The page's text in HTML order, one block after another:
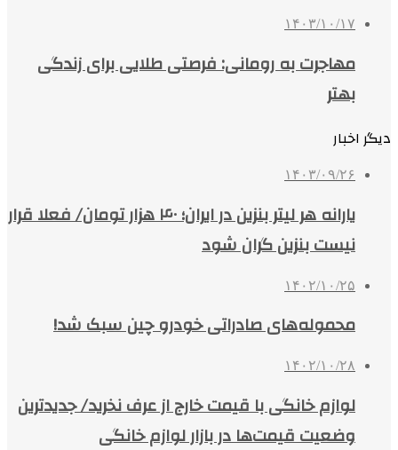
۱۴۰۳/۱۰/۱۷
مهاجرت به رومانی: فرصتی طلایی برای زندگی
بهتر
دیگر اخبار
۱۴۰۳/۰۹/۲۶
یارانه هر لیتر بنزین در ایران؛ ۴۰ هزار تومان/ فعلا قرار
نیست بنزین گران شود
۱۴۰۲/۱۰/۲۵
محموله‌های صادراتی خودرو چین سبک شد!
۱۴۰۲/۱۰/۲۸
لوازم خانگی با قیمت خارج از عرف نخرید/ جدیدترین
وضعیت قیمت‌ها در بازار لوازم خانگی